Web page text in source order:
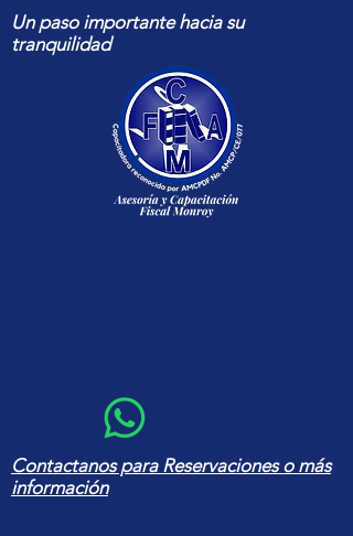
Un paso importante hacia su
tranquilidad
Contactanos para Reservaciones o más
información